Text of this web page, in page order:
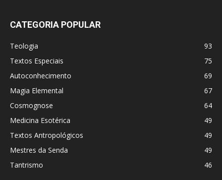
CATEGORIA POPULAR
Teologia
93
Textos Especiais
75
Autoconhecimento
69
Magia Elemental
67
Cosmognose
64
Medicina Esotérica
49
Textos Antropológicos
49
Mestres da Senda
49
Tantrismo
46